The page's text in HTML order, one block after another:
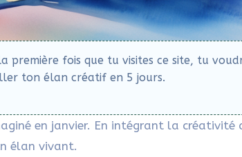
première fois que tu visites ce site, tu
ton élan créatif en 5 jours.
en janvier. En intégrant la créativité
élan vivant.